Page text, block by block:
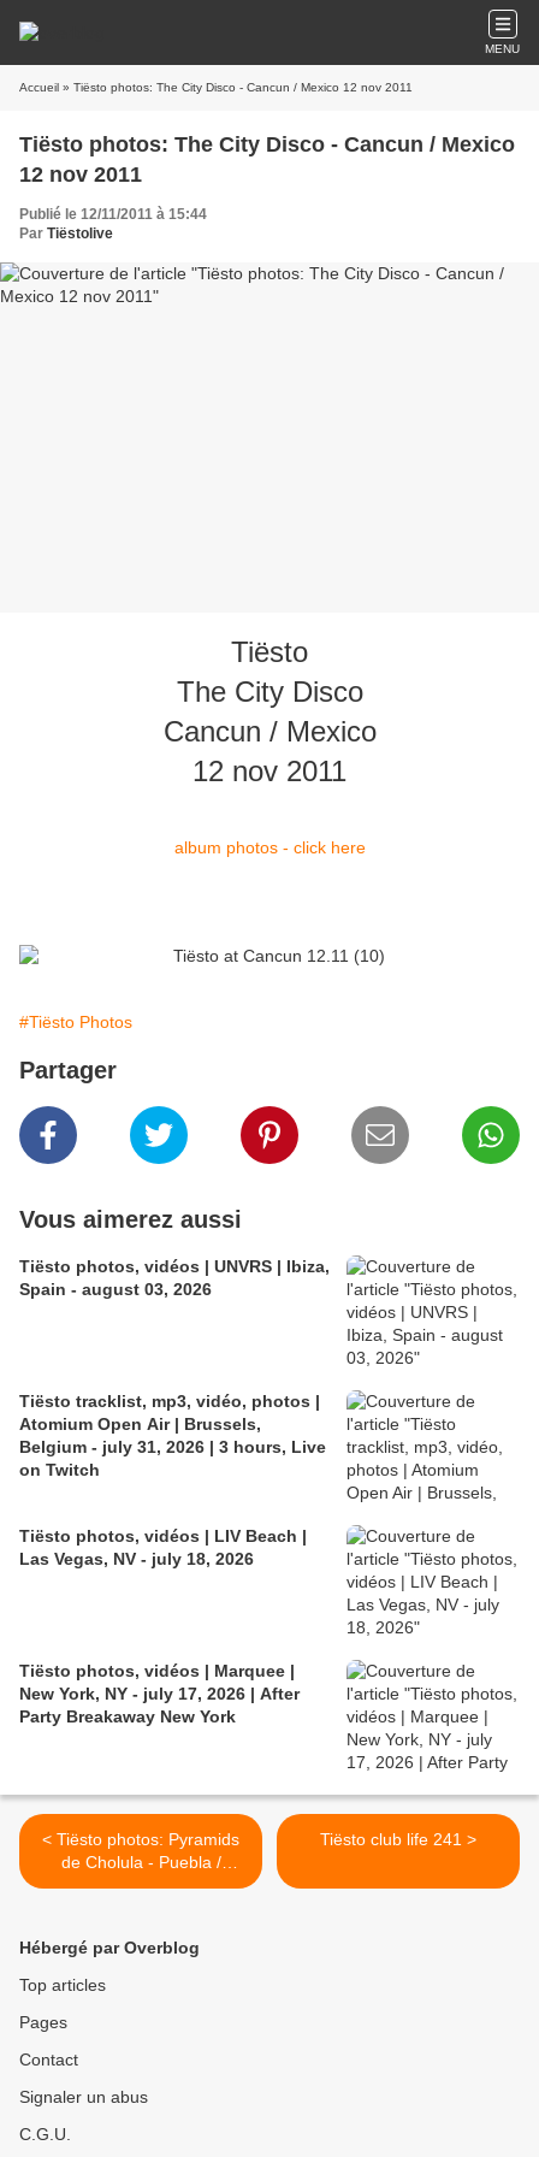
MENU
Accueil » Tiësto photos: The City Disco - Cancun / Mexico 12 nov 2011
Tiësto photos: The City Disco - Cancun / Mexico
12 nov 2011
Publié le 12/11/2011 à 15:44
Par Tiëstolive
Tiësto
The City Disco
Cancun / Mexico
12 nov 2011
album photos - click here
#Tiësto Photos
Partager
Vous aimerez aussi
Tiësto photos, vidéos | UNVRS | Ibiza,
Spain - august 03, 2026
Tiësto tracklist, mp3, vidéo, photos |
Atomium Open Air | Brussels,
Belgium - july 31, 2026 | 3 hours, Live
on Twitch
Tiësto photos, vidéos | LIV Beach |
Las Vegas, NV - july 18, 2026
Tiësto photos, vidéos | Marquee |
New York, NY - july 17, 2026 | After
Party Breakaway New York
< Tiësto photos: Pyramids
de Cholula - Puebla /
Mexico 11 nov 2011
Tiësto club life 241 >
Hébergé par Overblog
Top articles
Pages
Contact
Signaler un abus
C.G.U.